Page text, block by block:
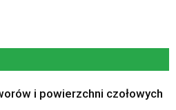
i powierzchni czołowych